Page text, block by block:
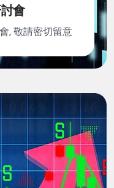
會
, 敬請密切留意